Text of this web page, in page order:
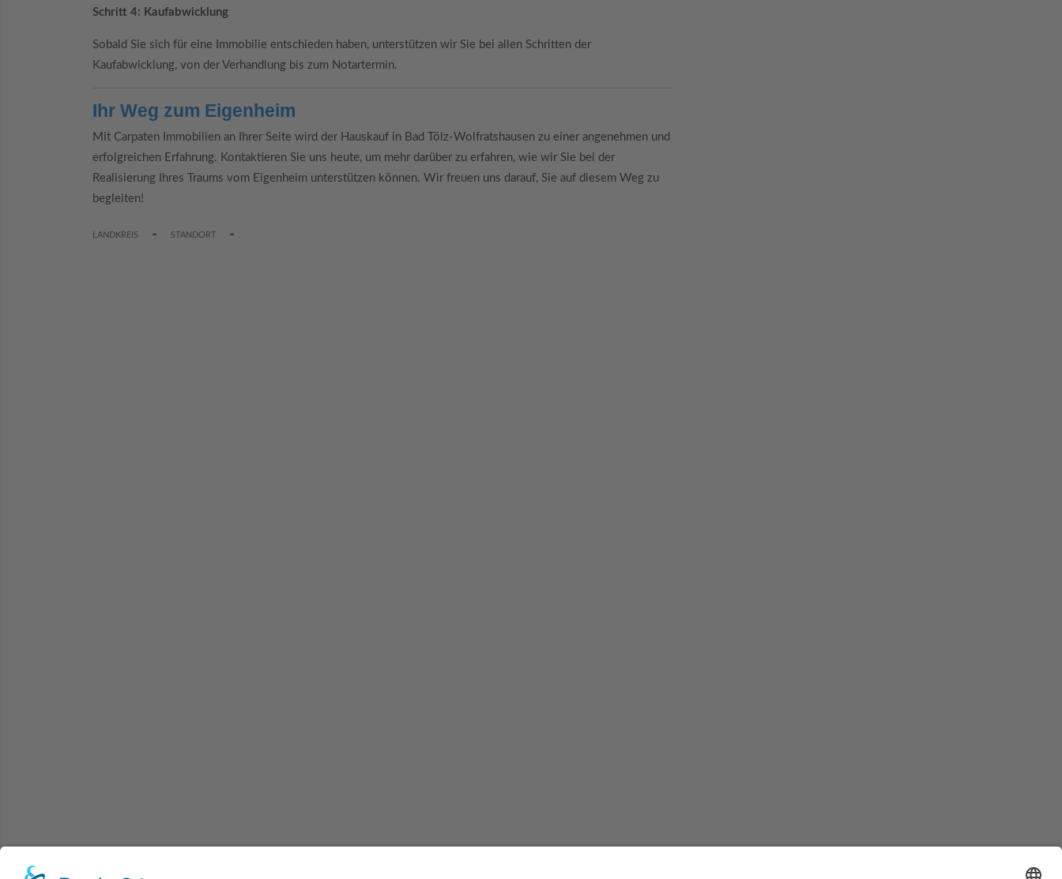
Schritt 4: Kaufabwicklung
Sobald Sie sich für eine Immobilie entschieden haben, unterstützen wir Sie bei allen Schritten der
Kaufabwicklung, von der Verhandlung bis zum Notartermin.
Ihr Weg zum Eigenheim
Mit Carpaten Immobilien an Ihrer Seite wird der Hauskauf in Bad Tölz-Wolfratshausen zu einer angenehmen und
erfolgreichen Erfahrung. Kontaktieren Sie uns heute, um mehr darüber zu erfahren, wie wir Sie bei der
Realisierung Ihres Traums vom Eigenheim unterstützen können. Wir freuen uns darauf, Sie auf diesem Weg zu
begleiten!
LANDKREIS TOGGLE DROPDOWN
STANDORT TOGGLE DROPDOWN